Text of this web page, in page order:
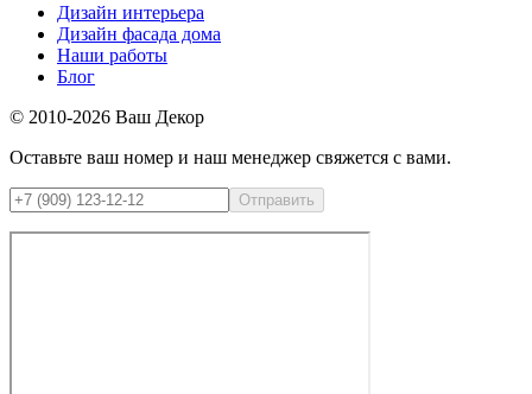
Дизайн интерьера
Дизайн фасада дома
Наши работы
Блог
© 2010-2026 Ваш Декор
Оставьте ваш номер и наш менеджер свяжется с вами.